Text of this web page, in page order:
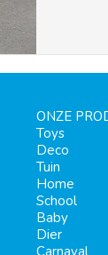
ONZE
Toys
Deco
Tuin
Home
School
Baby
Dier